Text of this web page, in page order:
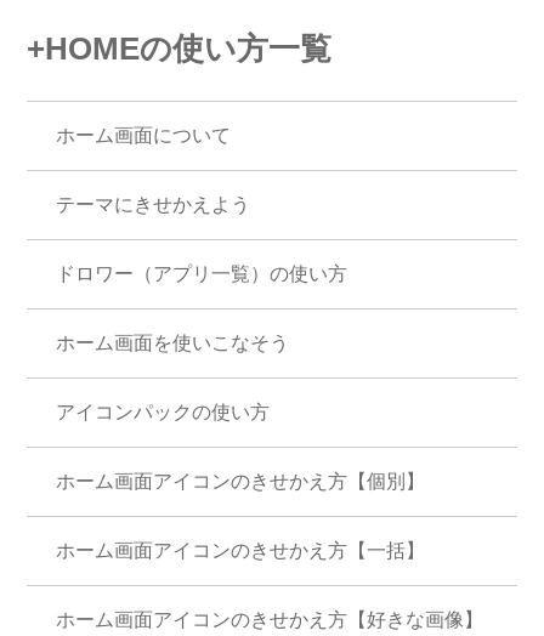
+HOMEの使い方一覧
ホーム画面について
テーマにきせかえよう
ドロワー（アプリ一覧）の使い方
ホーム画面を使いこなそう
アイコンパックの使い方
ホーム画面アイコンのきせかえ方【個別】
ホーム画面アイコンのきせかえ方【一括】
ホーム画面アイコンのきせかえ方【好きな画像】